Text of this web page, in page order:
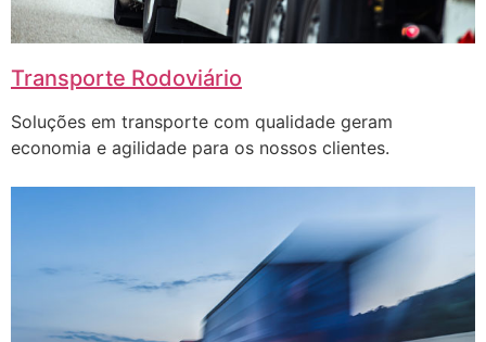
Transporte Rodoviário
Soluções em transporte com qualidade geram
economia e agilidade para os nossos clientes.